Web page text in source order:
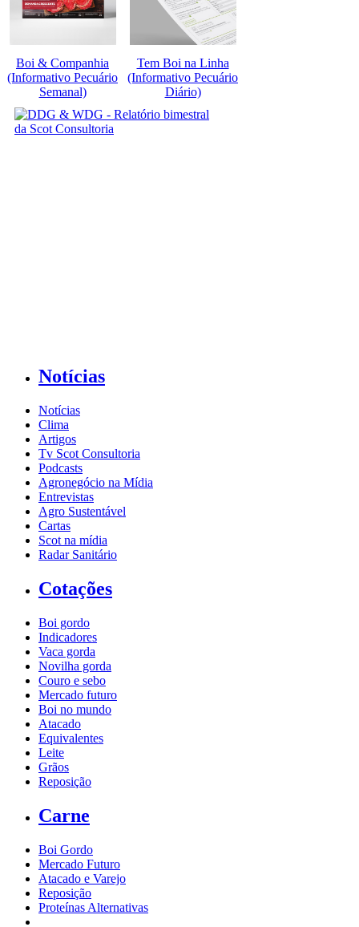
Boi & Companhia
(Informativo Pecuário
Semanal)
Tem Boi na Linha
(Informativo Pecuário
Diário)
Notícias
Notícias
Clima
Artigos
Tv Scot Consultoria
Podcasts
Agronegócio na Mídia
Entrevistas
Agro Sustentável
Cartas
Scot na mídia
Radar Sanitário
Cotações
Boi gordo
Indicadores
Vaca gorda
Novilha gorda
Couro e sebo
Mercado futuro
Boi no mundo
Atacado
Equivalentes
Leite
Grãos
Reposição
Carne
Boi Gordo
Mercado Futuro
Atacado e Varejo
Reposição
Proteínas Alternativas